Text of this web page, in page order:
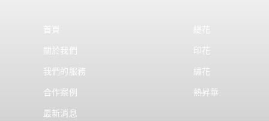
首頁
關於我們
我們的服務
合作案例
最新消息
緹花
印花
繡花
熱昇華